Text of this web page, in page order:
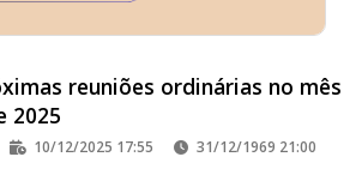
reuniões ordinárias no mês
2025
10/12/2025 17:55
31/12/1969 21:00